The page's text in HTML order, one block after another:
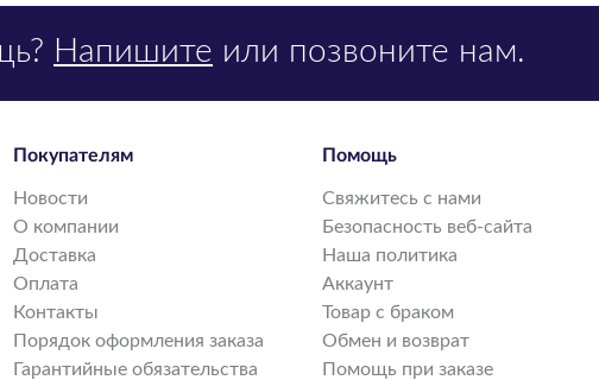
Напишите или позвоните нам.
Покупателям
Новости
О компании
Доставка
Оплата
Контакты
Порядок оформления заказа
Гарантийные обязательства
Помощь
Свяжитесь с нами
Безопасность веб-сайта
Наша политика
Аккаунт
Товар с браком
Обмен и возврат
Помощь при заказе